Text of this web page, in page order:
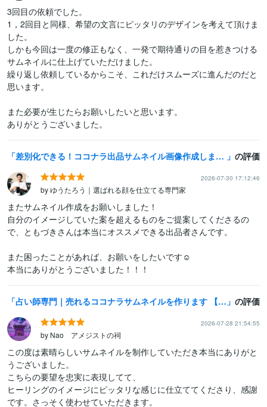
3回目の依頼でした。
1，2回目と同様、希望の文言にピッタリのデザインを考えて頂けま
した。
しかも今回は一度の修正もなく、一発で期待通りの目を惹きつける
サムネイルに仕上げていただけました。
繰り返し依頼しているからこそ、これだけスムーズに進んだのだと
思います。
また必要が生じたらお願いしたいと思います。
ありがとうございました。
差別化できる！ココナラ出品サムネイル画像作成します サービス画像デザイン2案作成⭐️ココナラ攻略PDF付❗️ の評価
2026-07-30 17:12:46
by ゆうたろう｜選ばれる顔を仕立てる専門家
またサムネイル作成をお願いしました！
自分のイメージしていた案を超えるものをご提案してくださるの
で、ともづきさんは本当にオススメできる出品者さんです。
また困ったことがあれば、お願いをしたいです☺️
本当にありがとうございました！！！
占い師専門｜売れるココナラサムネイルを作ります 【55P特典付】競合分析・タイトル提案で集客UP♪ の評価
2026-07-28 21:54:55
by Nao アメジストの祠
この度は素晴らしいサムネイルを制作していただき本当にありがと
うございました。
こちらの要望を忠実に表現してて、
ヒーリングのイメージにピッタリな感じに仕立ててくださり、感謝
です。さっそく使わせていただきます。